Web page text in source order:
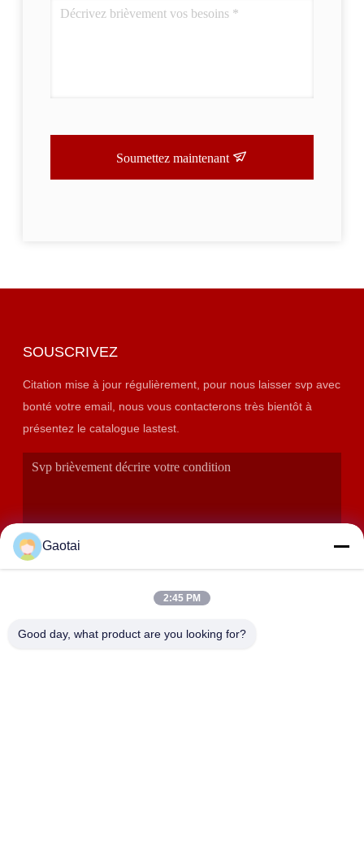
Soumettez maintenant
SOUSCRIVEZ
Citation mise à jour régulièrement, pour nous laisser svp avec
bonté votre email, nous vous contacterons très bientôt à
présentez le catalogue lastest.
Gaotai
2:45 PM
Good day, what product are you looking for?